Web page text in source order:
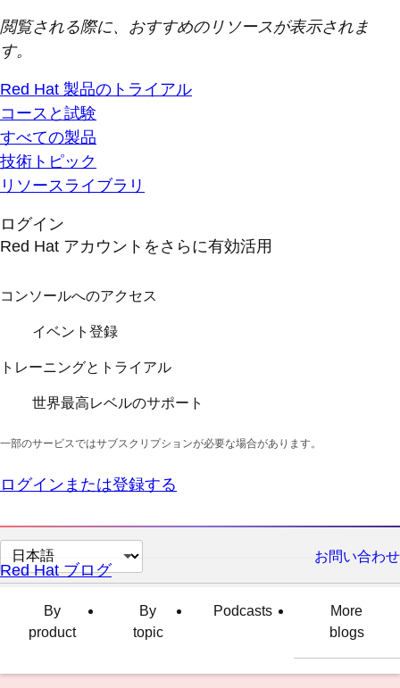
閲覧される際に、おすすめのリソースが表示されま
す。
Red Hat 製品のトライアル
コースと試験
すべての製品
技術トピック
リソースライブラリ
ログイン
Red Hat アカウントをさらに有効活用
コンソールへのアクセス
イベント登録
トレーニングとトライアル
世界最高レベルのサポート
一部のサービスではサブスクリプションが必要な場合があります。
ログインまたは登録する
ペ
ー
語
お問い合わせ
Red Hat ブログ
By
product
By
topic
Podcasts
More
blogs